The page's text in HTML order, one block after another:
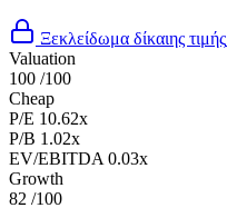
Ξεκλείδωμα δίκαιης τιμής
Valuation
100 /100
Cheap
P/E 10.62x
P/B 1.02x
EV/EBITDA 0.03x
Growth
82 /100